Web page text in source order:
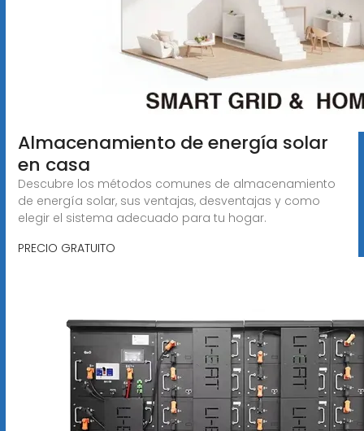
Almacenamiento de energía solar
en casa
Descubre los métodos comunes de almacenamiento
de energía solar, sus ventajas, desventajas y como
elegir el sistema adecuado para tu hogar.
PRECIO GRATUITO